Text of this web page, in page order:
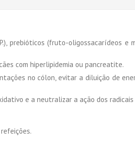
prebióticos (fruto-oligossacarídeos e
com hiperlipidemia ou pancreatite.
no cólon, evitar a diluição de
e a neutralizar a ação dos radicais